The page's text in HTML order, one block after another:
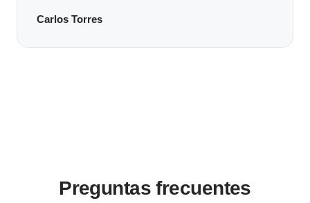
Carlos Torres
Preguntas frecuentes